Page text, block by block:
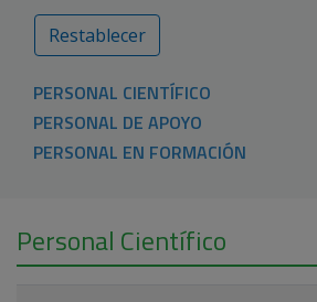
Restablecer
PERSONAL CIENTÍFICO
PERSONAL DE APOYO
PERSONAL EN FORMACIÓN
Personal Científico